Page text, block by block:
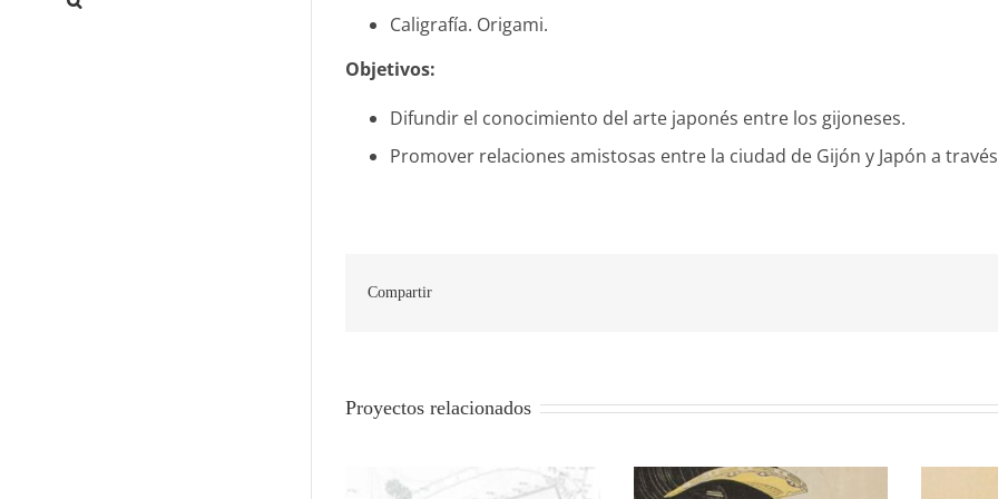
Caligrafía. Origami.
Objetivos:
Difundir el conocimiento del arte japonés entre los gijoneses.
Promover relaciones amistosas entre la ciudad de Gijón y Japón a
Compartir
Proyectos relacionados